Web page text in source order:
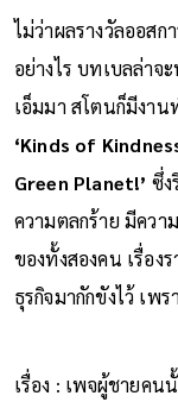
ไม่ว่าผลรางวัลออส
อย่างไร บทเบลล่าจ
เอ็มมา สโตนก็มีงาน
‘Kinds of
Green Planet!’ ซึ่ง
ความตลกร้าย มีควา
ของทั้งสองคน เรื่อ
ธุรกิจมากักขังไว้ เพ
เรื่อง : เพจผู้ชายคน